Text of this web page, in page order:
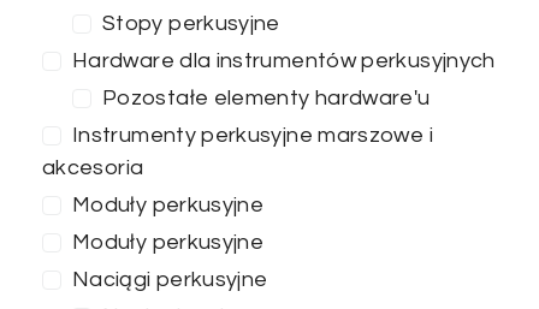
Stopy perkusyjne
Hardware dla instrumentów perkusyjnych
Pozostałe elementy hardware'u
Instrumenty perkusyjne marszowe i
akcesoria
Moduły perkusyjne
Moduły perkusyjne
Naciągi perkusyjne